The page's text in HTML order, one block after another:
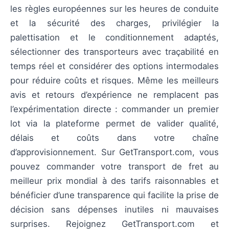
les règles européennes sur les heures de conduite
et la sécurité des charges, privilégier la
palettisation et le conditionnement adaptés,
sélectionner des transporteurs avec traçabilité en
temps réel et considérer des options intermodales
pour réduire coûts et risques. Même les meilleurs
avis et retours d’expérience ne remplacent pas
l’expérimentation directe : commander un premier
lot via la plateforme permet de valider qualité,
délais et coûts dans votre chaîne
d’approvisionnement. Sur GetTransport.com, vous
pouvez commander votre transport de fret au
meilleur prix mondial à des tarifs raisonnables et
bénéficier d’une transparence qui facilite la prise de
décision sans dépenses inutiles ni mauvaises
surprises. Rejoignez GetTransport.com et